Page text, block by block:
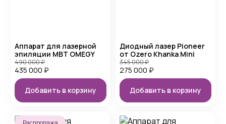
Аппарат для лазерной
эпиляции MBT OMEGY
435 000 ₽
490 000₽
Добавить в корзину
Диодный лазер Pioneer
от Ozero Khanka Mini
275 000 ₽
345 000₽
Добавить в корзину